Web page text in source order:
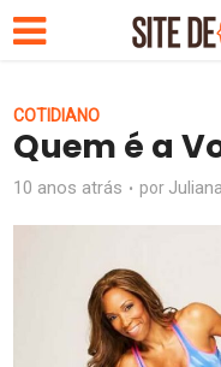
COTIDIANO
Quem é a
10 anos atrás por